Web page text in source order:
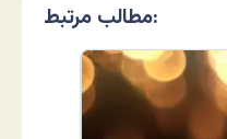
مطالب مرتبط: